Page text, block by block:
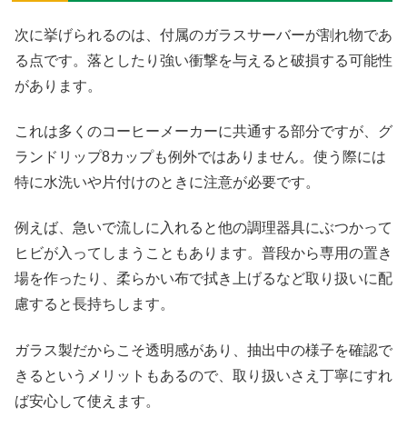
次に挙げられるのは、付属のガラスサーバーが割れ物であ
る点です。落としたり強い衝撃を与えると破損する可能性
があります。
これは多くのコーヒーメーカーに共通する部分ですが、グ
ランドリップ8カップも例外ではありません。使う際には
特に水洗いや片付けのときに注意が必要です。
例えば、急いで流しに入れると他の調理器具にぶつかって
ヒビが入ってしまうこともあります。普段から専用の置き
場を作ったり、柔らかい布で拭き上げるなど取り扱いに配
慮すると長持ちします。
ガラス製だからこそ透明感があり、抽出中の様子を確認で
きるというメリットもあるので、取り扱いさえ丁寧にすれ
ば安心して使えます。